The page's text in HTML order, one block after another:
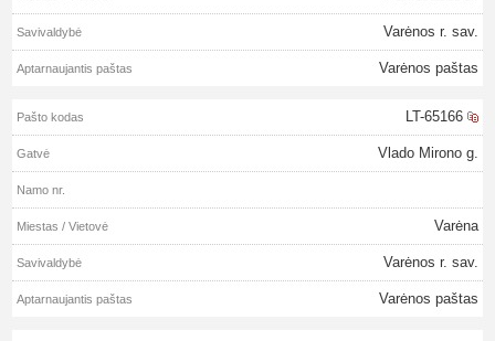
Varėnos r. sav.
Varėnos paštas
LT-65166
Vlado Mirono g.
Varėna
Varėnos r. sav.
Varėnos paštas